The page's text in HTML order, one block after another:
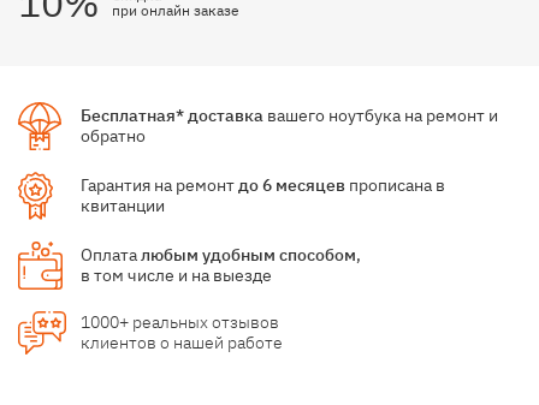
при онлайн заказе
Бесплатная* доставка вашего ноутбука на ремонт и
обратно
Гарантия на ремонтдо 6 месяцев прописана в
квитанции
Оплаталюбым удобным способом,
в том числе и на выезде
1000+ реальных отзывов
клиентов о нашей работе